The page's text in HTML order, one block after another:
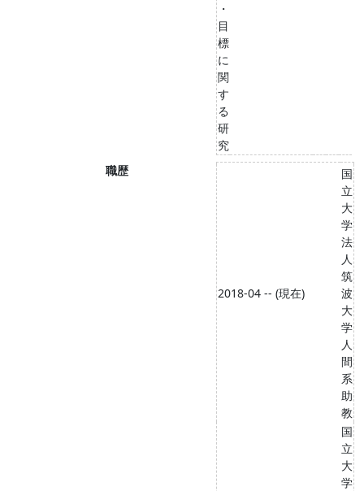
・
目
標
に
関
す
る
研
究
職歴
2018-04 -- (現在)
国
立
大
学
法
人
筑
波
大
学
人
間
系
助
教
国
立
大
学